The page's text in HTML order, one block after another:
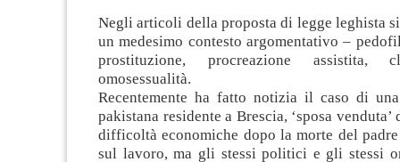
Negli articoli della proposta di legge leghista
un medesimo contesto argomentativo –
prostituzione, procreazione assistita,
omosessualità.
Recentemente ha fatto notizia il caso di
pakistana residente a Brescia, ‘sposa
difficoltà economiche dopo la morte del
sul lavoro, ma gli stessi politici e gli stessi